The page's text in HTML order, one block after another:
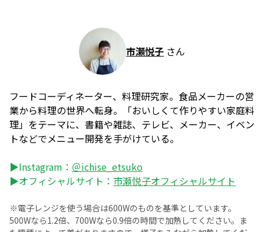
市瀬悦子 さん
フードコーディネーター、料理研究家。食品メーカーの営
業から料理の世界へ転身。「おいしくて作りやすい家庭料
理」をテーマに、書籍や雑誌、テレビ、メーカー、イベン
トなどでメニュー開発を手がけている。
▶Instagram： ＠ichise_etsuko
▶オフィシャルサイト： 市瀬悦子オフィシャルサイト
※電子レンジを使う場合は600Wのものを基準としています。
500Wなら1.2倍、700Wなら0.9倍の時間で加熱してください。ま